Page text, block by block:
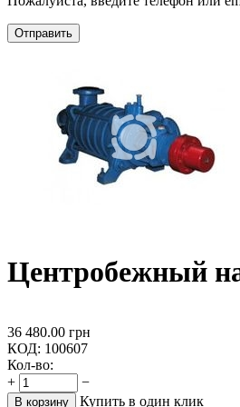
Отправить
Центробежный
36 480.00 грн
КОД: 100607
Кол-во:
+
−
В корзину Купить в один клик